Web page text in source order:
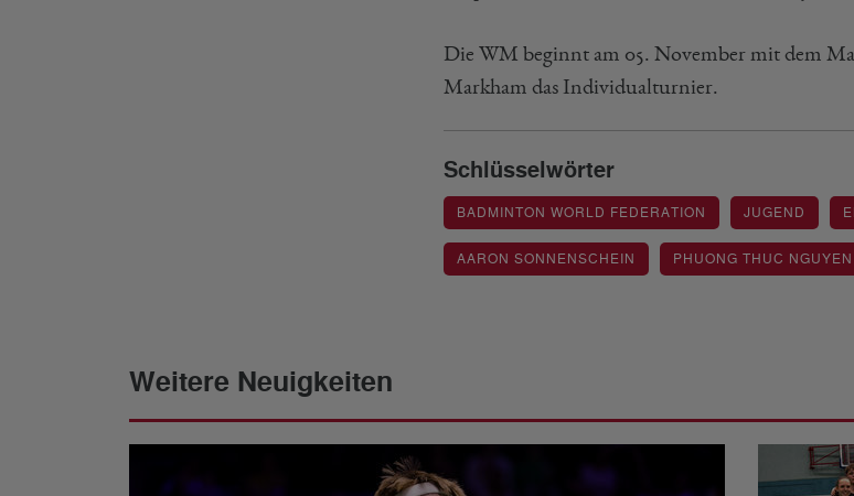
Die WM beginnt am 05. November mit dem
Markham das Individualturnier.
Schlüsselwörter
BADMINTON WORLD FEDERATION JUGEND
AARON SONNENSCHEIN PHUONG THUC NGUYEN
Weitere Neuigkeiten